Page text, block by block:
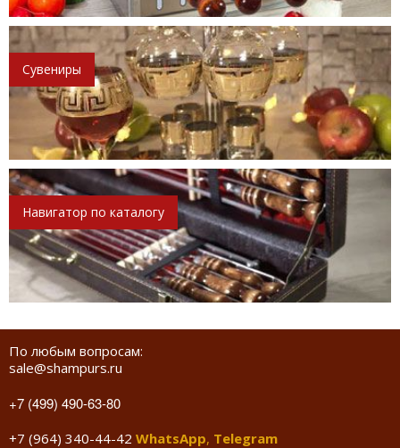
Сувениры
Навигатор по каталогу
По любым вопросам:
sale@shampurs.ru
+7 (499) 490-63-80
+7 (964) 340-44-42 WhatsApp, Telegram